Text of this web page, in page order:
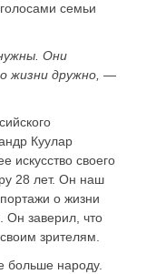
семьи
Они
жизни дружно, —
Куулар
искусство своего
28 лет. Он наш
о жизни
Он заверил, что
зрителям.
больше народу.